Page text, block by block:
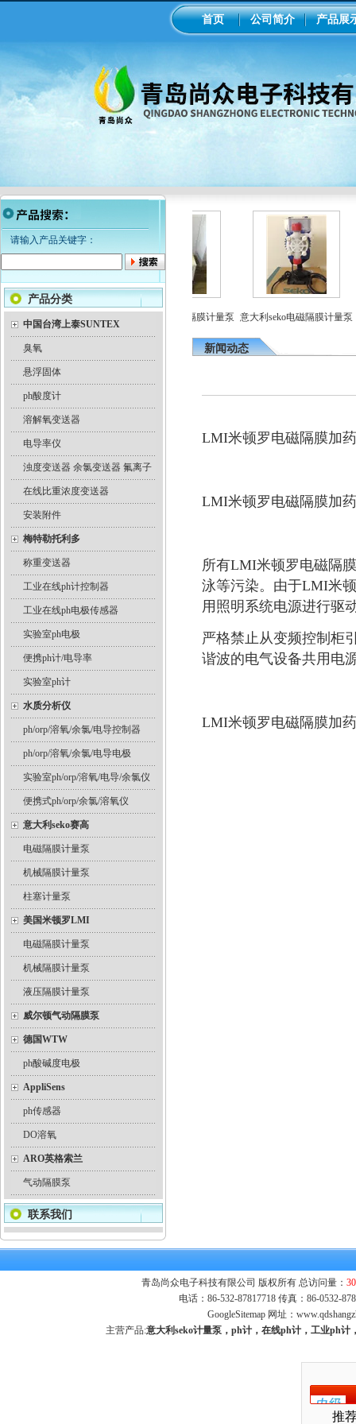
首页 公司简介 产品展
请输入产品关键字：
产品分类
中国台湾上泰SUNTEX
臭氧
悬浮固体
ph酸度计
溶解氧变送器
电导率仪
浊度变送器 余氯变送器 氟离子
在线比重浓度变送器
安装附件
梅特勒托利多
称重变送器
工业在线ph计控制器
工业在线ph电极传感器
实验室ph电极
便携ph计/电导率
实验室ph计
水质分析仪
ph/orp/溶氧/余氯/电导控制器
ph/orp/溶氧/余氯/电导电极
实验室ph/orp/溶氧/电导/余氯仪
便携式ph/orp/余氯/溶氧仪
意大利seko赛高
电磁隔膜计量泵
机械隔膜计量泵
柱塞计量泵
美国米顿罗LMI
电磁隔膜计量泵
机械隔膜计量泵
液压隔膜计量泵
威尔顿气动隔膜泵
德国WTW
ph酸碱度电极
AppliSens
ph传感器
DO溶氧
ARO英格索兰
气动隔膜泵
联系我们
业在线ph/orp计变送器 美国米顿罗机械隔膜计量泵 意大利seko电磁隔膜计量泵
新闻动态
LMI米顿罗电磁隔膜加
LMI米顿罗电磁隔膜加
所有LMI米顿罗电磁隔
泳等污染。由于LMI米
用照明系统电源进行驱
严格禁止从变频控制柜
谐波的电气设备共用电
LMI米顿罗电磁隔膜加
青岛尚众电子科技有限公司 版权所有 总访问量：
电话：86-532-87817718 传真：86-0532-
GoogleSitemap网址：
主营产品:意大利seko计量泵，ph计，在线ph计，工业ph
推